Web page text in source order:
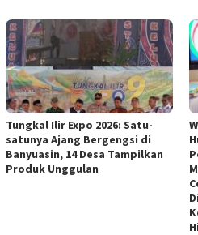
Tungkal Ilir Expo 2026: Satu-
satunya Ajang Bergengsi di
Banyuasin, 14 Desa Tampilkan
Produk Unggulan